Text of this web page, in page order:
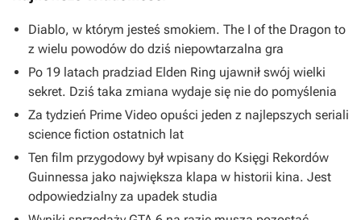
Diablo, w którym jesteś smokiem. The I of the Dragon to
z wielu powodów do dziś niepowtarzalna gra
Po 19 latach pradziad Elden Ring ujawnił swój wielki
sekret. Dziś taka zmiana wydaje się nie do pomyślenia
Za tydzień Prime Video opuści jeden z najlepszych seriali
science fiction ostatnich lat
Ten film przygodowy był wpisany do Księgi Rekordów
Guinnessa jako największa klapa w historii kina. Jest
odpowiedzialny za upadek studia